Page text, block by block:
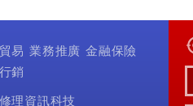
易 業務推廣 金融保險
銷
理資訊科技